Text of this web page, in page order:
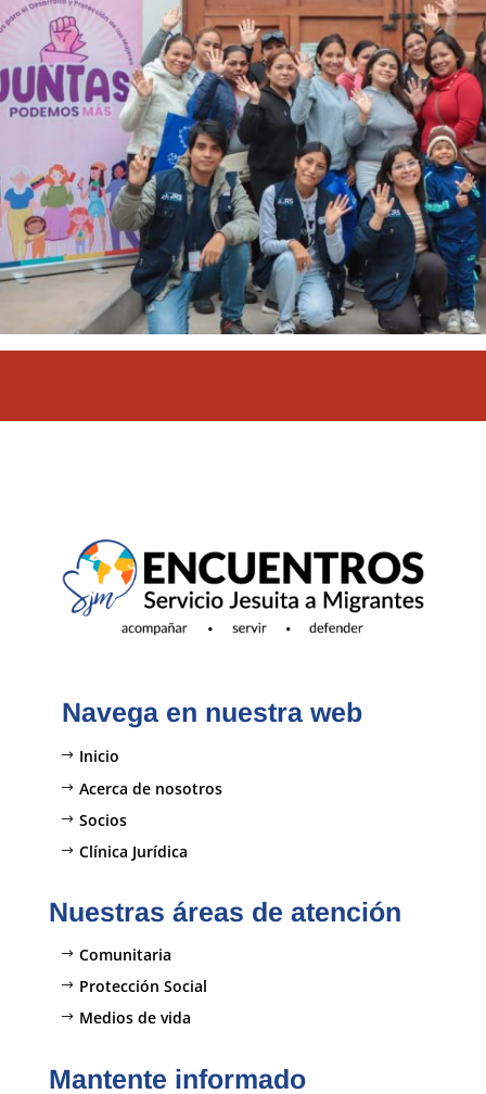
Navega en nuestra web
Inicio
Acerca de nosotros
Socios
Clínica Jurídica
Nuestras áreas de atención
Comunitaria
Protección Social
Medios de vida
Mantente informado